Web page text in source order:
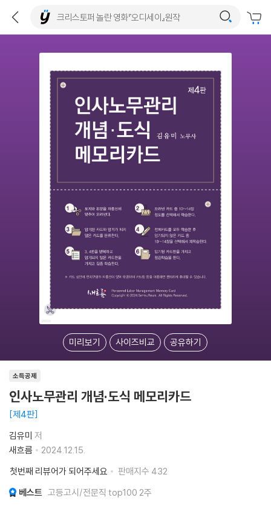
미리보기 사이즈비교 공유하기
소득공제
인사노무관리 개념·도식 메모리카드
제4판
김유미 저
새흐름
2024.12.15.
첫번째 리뷰어가 되어주세요
판매지수 432
베스트 고등고시/전문직 top100 2주